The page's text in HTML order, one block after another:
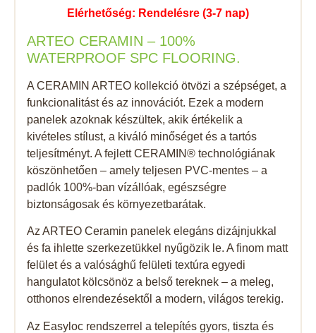
Elérhetőség: Rendelésre (3-7 nap)
ARTEO CERAMIN – 100%
WATERPROOF SPC FLOORING.
A CERAMIN ARTEO kollekció ötvözi a szépséget, a
funkcionalitást és az innovációt. Ezek a modern
panelek azoknak készültek, akik értékelik a
kivételes stílust, a kiváló minőséget és a tartós
teljesítményt. A fejlett CERAMIN® technológiának
köszönhetően – amely teljesen PVC-mentes – a
padlók 100%-ban vízállóak, egészségre
biztonságosak és környezetbarátak.
Az ARTEO Ceramin panelek elegáns dizájnjukkal
és fa ihlette szerkezetükkel nyűgözik le. A finom matt
felület és a valósághű felületi textúra egyedi
hangulatot kölcsönöz a belső tereknek – a meleg,
otthonos elrendezésektől a modern, világos terekig.
Az Easyloc rendszerrel a telepítés gyors, tiszta és